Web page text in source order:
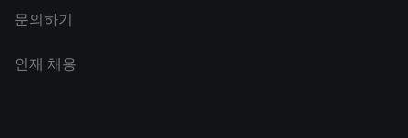
문의하기
인재 채용